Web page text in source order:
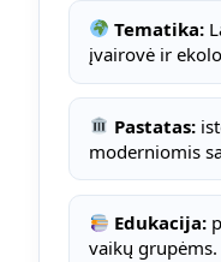
Tematika:
įvairovė ir
Pastatas:
moderniomis
Edukacija:
vaikų grupėms.